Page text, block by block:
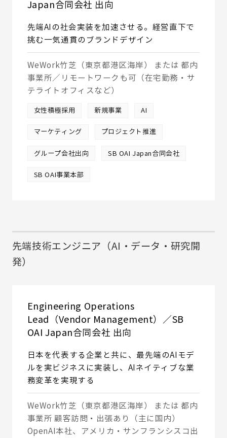
Japan合同会社 出向
先端AIの社会実装を加速させる。経営直下で
挑む一気通貫のブランドデザイン
WeWork竹芝（東京都港区海岸） または 都内
事業所／リモートワークも可（在宅勤務・サ
テライトオフィスなど）
女性積極採用 新規事業 AI
マーケティング プロジェクト推進
グループ会社出向 SB OAI Japan合同会社
SB OAI事業本部
先端技術エンジニア（AI・データ・研究開
発）
Engineering Operations
Lead（Vendor Management）／SB
OAI Japan合同会社 出向
日本を代表する企業と共に、最先端のAIモデ
ルを実ビジネスに実装し、AIネイティブな業
務変革を実現する
WeWork竹芝（東京都港区海岸） または 都内
事業所 顧客訪問・出張あり（主に国内）
OpenAI本社、アメリカ・サンフランシスコ出